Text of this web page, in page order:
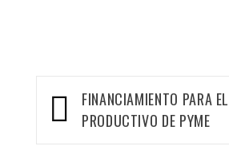
Navegación
de
FINANCIAMIENTO PARA
PRODUCTIVO DE PYME